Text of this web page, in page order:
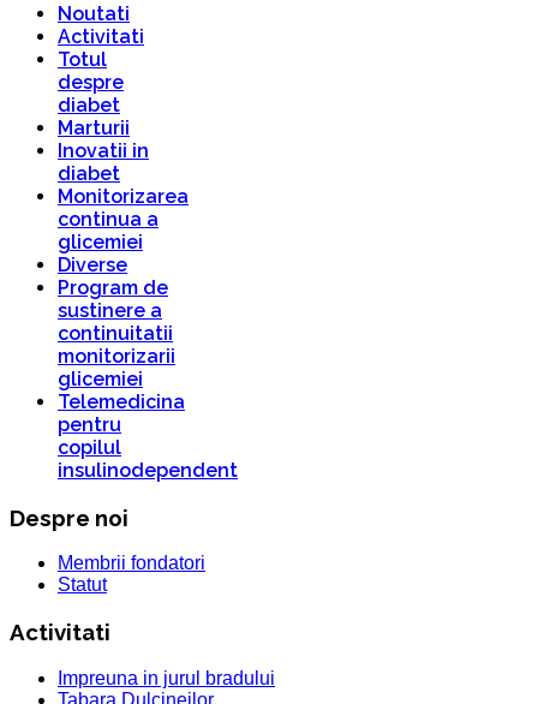
Noutati
Activitati
Totul
despre
diabet
Marturii
Inovatii in
diabet
Monitorizarea
continua a
glicemiei
Diverse
Program de
sustinere a
continuitatii
monitorizarii
glicemiei
Telemedicina
pentru
copilul
insulinodependent
Despre noi
Membrii fondatori
Statut
Activitati
Impreuna in jurul bradului
Tabara Dulcineilor